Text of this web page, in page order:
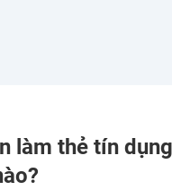
làm thẻ tín